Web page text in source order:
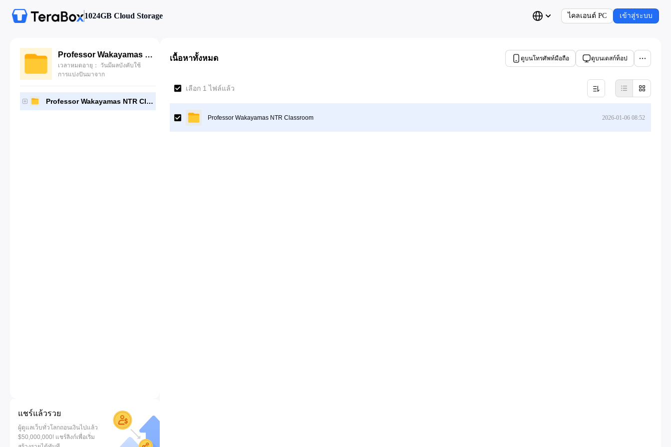
1024GB Cloud Storage ไคลเอนต์ PC เข้าสู่ระบบ
Professor Wakayamas NTR Classroom
เวลาหมดอายุ： วันมีผลบังคับใช้
การแบ่งปันมาจาก
Professor Wakayamas NTR Classroom
แชร์แล้วรวย
ผู้ดูแลเว็บทั่วโลกถอนเงินไปแล้ว
$50,000,000! แชร์ลิงก์เพื่อเริ่ม
เนื้อหาทั้งหมด ดูบนโทรศัพท์มือถือ ดูบนเดสก์ท็อป
เลือก 1 ไฟล์แล้ว
Professor Wakayamas NTR Classroom 2026-01-06 08:52